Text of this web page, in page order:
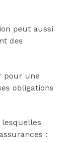
peut aussi
des
pour une
obligations
: